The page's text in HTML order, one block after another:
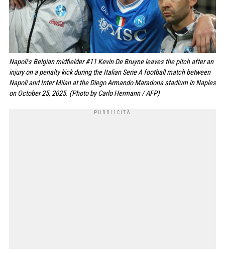
Napoli's Belgian midfielder #11 Kevin De Bruyne leaves the pitch after an
injury on a penalty kick during the Italian Serie A football match between
Napoli and Inter Milan at the Diego Armando Maradona stadium in Naples
on October 25, 2025. (Photo by Carlo Hermann / AFP)